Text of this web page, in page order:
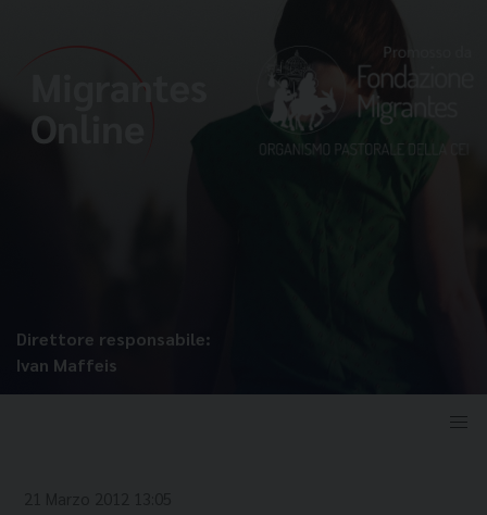
Direttore responsabile:
Ivan Maffeis